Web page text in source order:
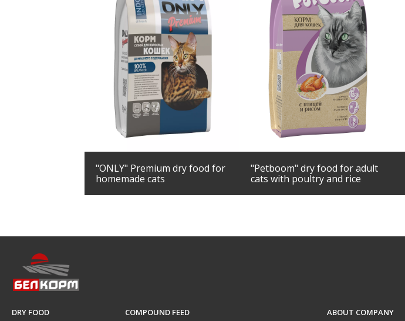
"ONLY" Premium dry food for
homemade cats
"Petboom" dry food for adult
cats with poultry and rice
DRY FOOD COMPOUND FEED ABOUT COMPANY